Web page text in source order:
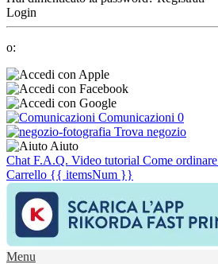
Login
o:
Comunicazioni 0
Trova negozio
Aiuto
Chat F.A.Q. Video tutorial Come ordinare
Carrello {{ itemsNum }}
Menu